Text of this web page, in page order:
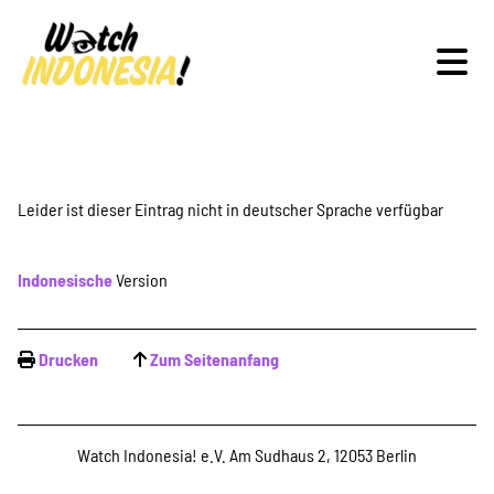
Schwerpunkte
Veranstaltungen
Leider ist dieser Eintrag nicht in deutscher Sprache verfügbar
IndonesischeVersion
Drucken Zum Seitenanfang
Watch Indonesia! e.V. Am Sudhaus 2, 12053 Berlin